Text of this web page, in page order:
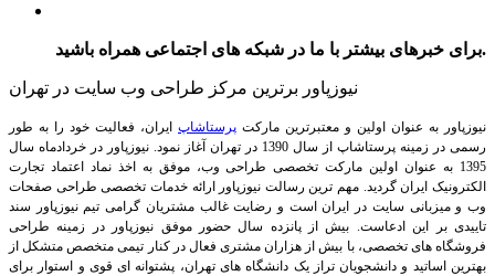
برای خبرهای بیشتر با ما در شبکه های اجتماعی همراه باشید.
نیوزپاور برترین مرکز طراحی وب سایت در تهران
نیوزپاور به عنوان اولین و معتبرترین مارکت پرستاشاپ ایران، فعالیت خود را به طور
رسمی در زمینه پرستاشاپ از سال 1390 در تهران آغاز نمود. نیوزپاور در خردادماه سال
1395 به عنوان اولین مارکت تخصصی طراحی وب، موفق به اخذ نماد اعتماد تجارت
الکترونیک ایران گردید. مهم ترین رسالت نیوزپاور ارائه خدمات تخصصی طراحی صفحات
وب و میزبانی سایت در ایران است و رضایت غالب مشتریان گرامی تیم نیوزپاور سند
تاییدی بر این ادعاست. بیش از پانزده سال حضور موفق نیوزپاور در زمینه طراحی
فروشگاه های تخصصی، با بیش از هزاران مشتری فعال در کنار تیمی متخصص متشکل از
بهترین اساتید و دانشجویان تراز یک دانشگاه های تهران، پشتوانه ای قوی و استوار برای